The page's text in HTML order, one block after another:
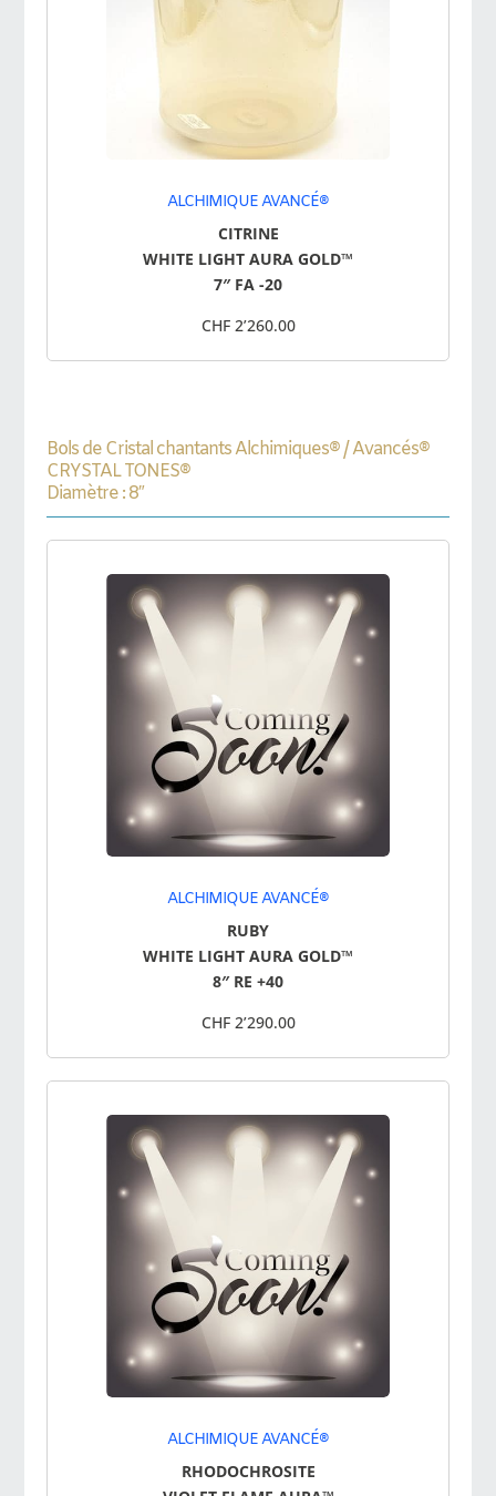
ALCHIMIQUE AVANCÉ®
CITRINE
WHITE LIGHT AURA GOLD™
7″ FA -20
CHF 2’260.00
Bols de Cristal chantants Alchimiques® / Avancés®
CRYSTAL TONES®
Diamètre : 8″
ALCHIMIQUE AVANCÉ®
RUBY
WHITE LIGHT AURA GOLD™
8″ RE +40
CHF 2’290.00
ALCHIMIQUE AVANCÉ®
RHODOCHROSITE